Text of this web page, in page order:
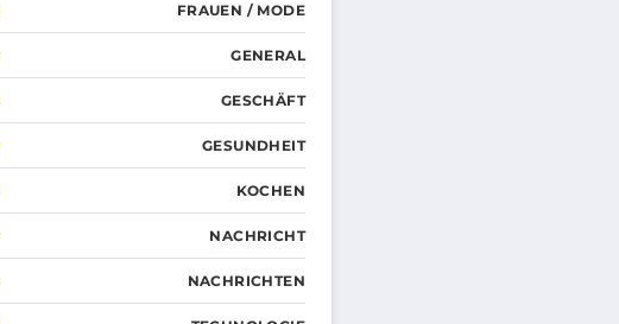
FRAUEN / MODE
GENERAL
GESCHÄFT
GESUNDHEIT
KOCHEN
NACHRICHT
NACHRICHTEN